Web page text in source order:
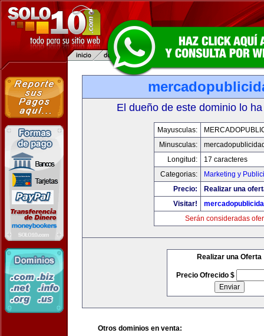
El dueño de este dominio lo
Mayusculas:
Minusculas:
Longitud:
17 caracteres
Categorias:
Marketing y
Precio:
Realizar una
Visitar!
Serán consideradas
Realizar una Oferta
Precio Ofrecido $
Otros dominios en venta: